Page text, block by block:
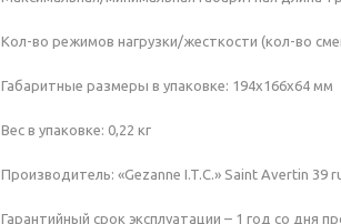
Кол-во режимов нагрузки/жесткости (кол-во
Габаритные размеры в упаковке: 194х166х64 мм
Вес в упаковке: 0,22 кг
Производитель: «Gezanne I.T.C.» Saint Avertin 39
Гарантийный срок эксплуатации – 1 год со дня